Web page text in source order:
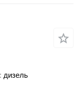
дизель